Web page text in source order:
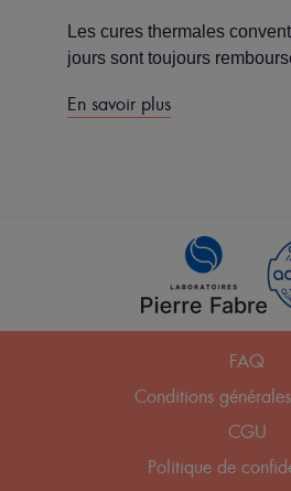
Les cures thermales
jours sont toujours
En savoir plus
FAQ
Conditions
CGU
Politique de